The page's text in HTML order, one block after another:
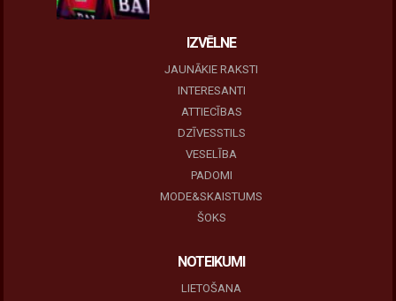
IZVĒLNE
JAUNĀKIE RAKSTI
INTERESANTI
ATTIECĪBAS
DZĪVESSTILS
VESELĪBA
PADOMI
MODE&SKAISTUMS
ŠOKS
NOTEIKUMI
LIETOŠANA